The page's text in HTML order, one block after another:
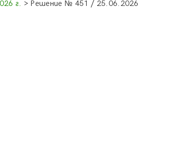
г. > Решение № 451 / 25.06.2026